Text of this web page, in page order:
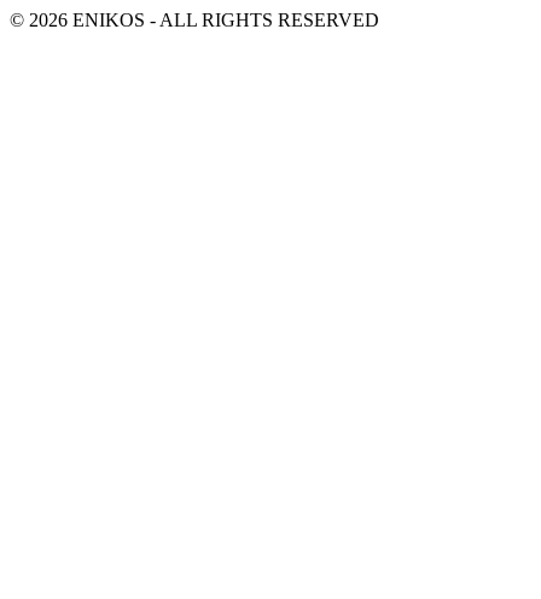
© 2026 ENIKOS - ALL RIGHTS RESERVED